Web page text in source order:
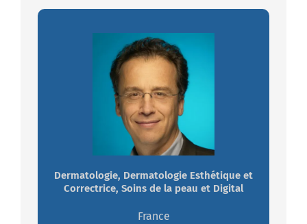
Dermatologie, Dermatologie Esthétique et
Correctrice, Soins de la peau et Digital
France
Dominique du CREST
Ma passion, c’est la peau, mais ma
curiosité est sans limites
Travaillez avec Dominique